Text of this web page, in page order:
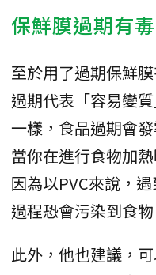
保鮮膜過期有
至於用了過期保鮮
過期代表「容易變
一樣，食品過期會
當你在進行食物加
因為以PVC來說，
過程恐會污染到食
此外，他也建議，